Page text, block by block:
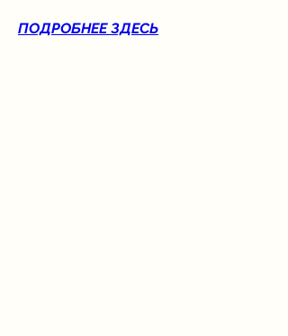
ПОДРОБНЕЕ ЗДЕСЬ